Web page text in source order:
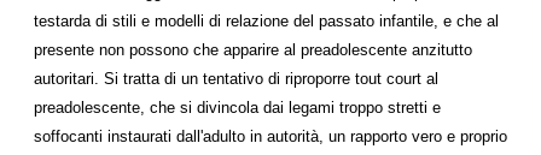
testarda di stili e modelli di relazione del passato infantile, e che al
presente non possono che apparire al preadolescente anzitutto
autoritari. Si tratta di un tentativo di riproporre tout court al
preadolescente, che si divincola dai legami troppo stretti e
soffocanti instaurati dall'adulto in autorità, un rapporto vero e proprio